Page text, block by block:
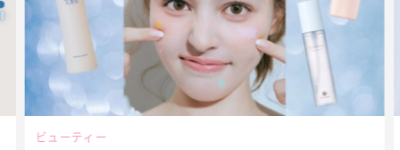
ファッション